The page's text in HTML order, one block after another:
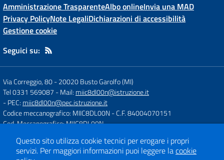
Amministrazione TrasparenteAlbo onlineInvia una MAD
Privacy PolicyNote LegaliDichiarazioni di accessibilità
Gestione cookie
Seguici su:
Via Correggio, 80-20020 Busto Garolfo (MI)
Tel 0331 569087 - Mail: miic8dl00n@istruzione.it
- PEC: miic8dl00n@pec.istruzione.it
Codice meccanografico: MIIC8DL00N- C.F. 84004070151
Cod. Meccanografico: MIIC8DL00N
Concept & Design by
Designers Italia
Questo sito utilizza cookie tecnici per erogare i propri
servizi. Per maggiori informazioni puoi leggere lacookie